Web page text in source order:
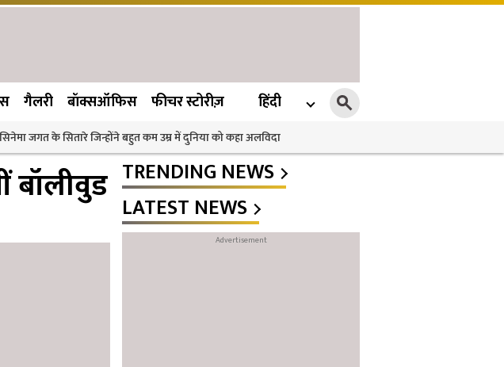
गैलरी बॉक्सऑफिस फीचर स्टोरीज़ हिंदी
जगत के सितारे जिन्होंने बहुत कम उम्र में दुनिया को कहा अलविदा
बॉलीवुड TRENDING NEWS
LATEST NEWS